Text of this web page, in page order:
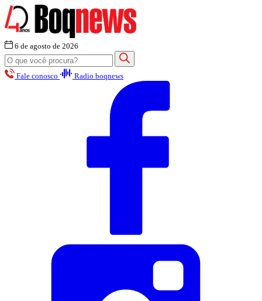
6 de agosto de 2026
Fale conosco Radio boqnews